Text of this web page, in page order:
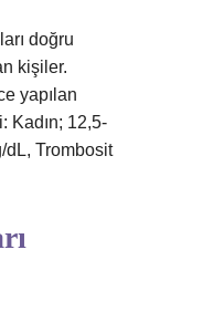
doğru
kişiler.
yapılan
Kadın; 12,5-
dL, Trombosit